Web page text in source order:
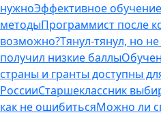
нужноЭффективное
методыПрограммист после
возможно?Тянул-тянул, но
получил низкие баллы
страны и гранты доступны
РоссииСтаршеклассник
как не ошибитьсяМожно ли